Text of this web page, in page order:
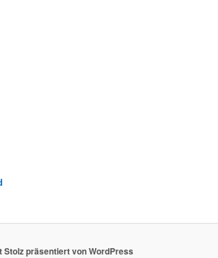
Stolz präsentiert von WordPress